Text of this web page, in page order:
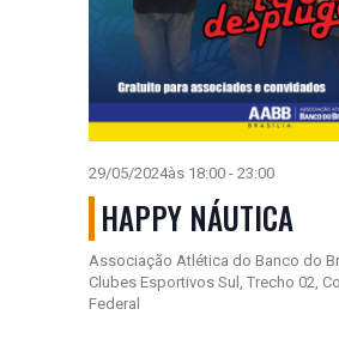
29/05/2024às 18:00- 23:00
HAPPY NÁUTICA
Associação Atlética do Banco do
Clubes Esportivos Sul, Trecho 02,
Federal